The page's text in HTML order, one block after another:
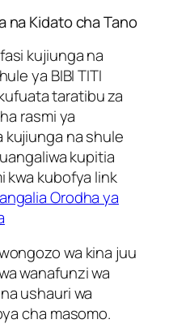
na Kidato cha Tano
kujiunga na
ya BIBI TITI
taratibu za
rasmi ya
kujiunga na shule
kupitia
kwa kubofya link
Orodha ya
wa kina juu
wanafunzi wa
ushauri wa
cha masomo.